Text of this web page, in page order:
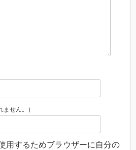
せん。）
用するためブラウザーに自分の